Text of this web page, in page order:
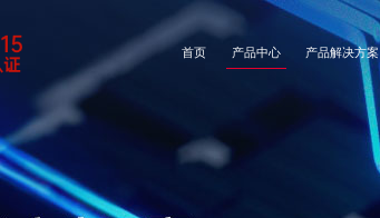
首页 产品中心 产品解决方案